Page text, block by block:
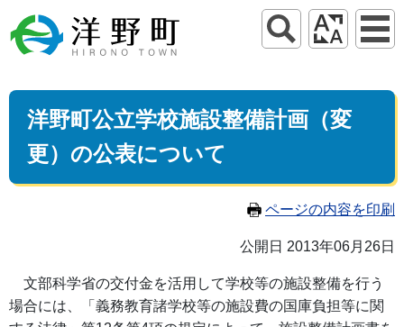
洋野町公立学校施設整備計画（変
更）の公表について
ページの内容を印刷
公開日 2013年06月26日
文部科学省の交付金を活用して学校等の施設整備を行う
場合には、「義務教育諸学校等の施設費の国庫負担等に関